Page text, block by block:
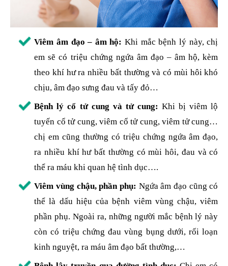
Viêm âm đạo – âm hộ: Khi mắc bệnh lý này, chị
em sẽ có triệu chứng ngứa âm đạo – âm hộ, kèm
theo khí hư ra nhiều bất thường và có mùi hôi khó
chịu, âm đạo sưng đau và tấy đỏ…
Bệnh lý cổ tử cung và tử cung: Khi bị viêm lộ
tuyến cổ tử cung, viêm cổ tử cung, viêm tử cung…
chị em cũng thường có triệu chứng ngứa âm đạo,
ra nhiều khí hư bất thường có mùi hôi, đau và có
thể ra máu khi quan hệ tình dục….
Viêm vùng chậu, phần phụ: Ngứa âm đạo cũng có
thể là dấu hiệu của bệnh viêm vùng chậu, viêm
phần phụ. Ngoài ra, những người mắc bệnh lý này
còn có triệu chứng đau vùng bụng dưới, rối loạn
kinh nguyệt, ra máu âm đạo bất thường,…